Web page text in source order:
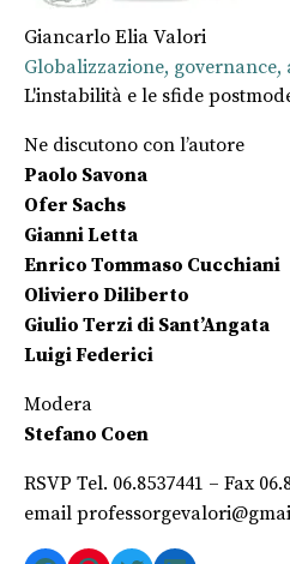
Giancarlo Elia Valori
Globalizzazione, governance,
L'instabilità e le sfide
Ne discutono con l’autore
Paolo Savona
Ofer Sachs
Gianni Letta
Enrico Tommaso Cucchiani
Oliviero Diliberto
Giulio Terzi di Sant’Angata
Luigi Federici
Modera
Stefano Coen
RSVP Tel. 06.8537441 – Fax
email